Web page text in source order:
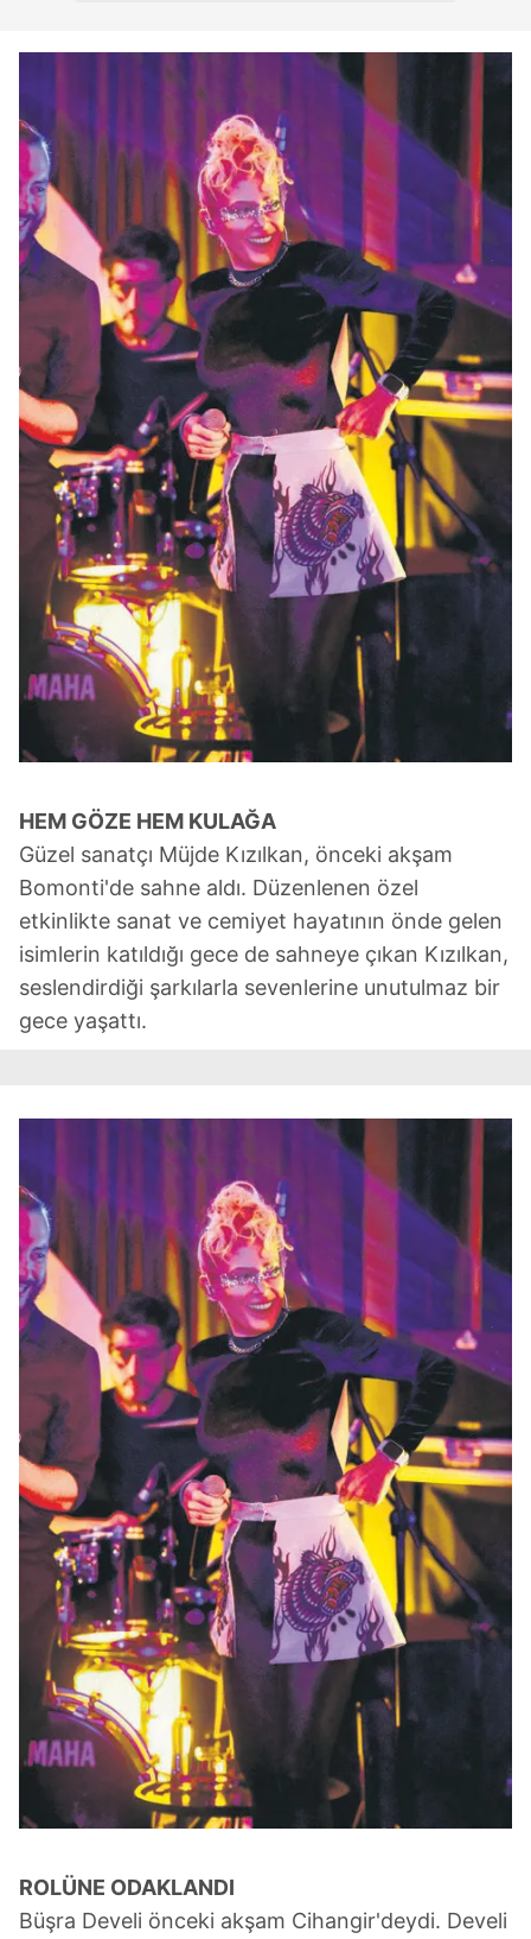
HEM GÖZE HEM KULAĞA
Güzel sanatçı Müjde Kızılkan, önceki akşam
Bomonti'de sahne aldı. Düzenlenen özel
etkinlikte sanat ve cemiyet hayatının önde gelen
isimlerin katıldığı gece de sahneye çıkan Kızılkan,
seslendirdiği şarkılarla sevenlerine unutulmaz bir
gece yaşattı.
ROLÜNE ODAKLANDI
Büşra Develi önceki akşam Cihangir'deydi. Develi